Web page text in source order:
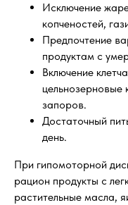
Исключение
копченостей,
Предпочтение
продуктам с
Включение
цельнозерновые
запоров.
Достаточный
день.
При гипомоторной
рацион продукты с
растительные масла,